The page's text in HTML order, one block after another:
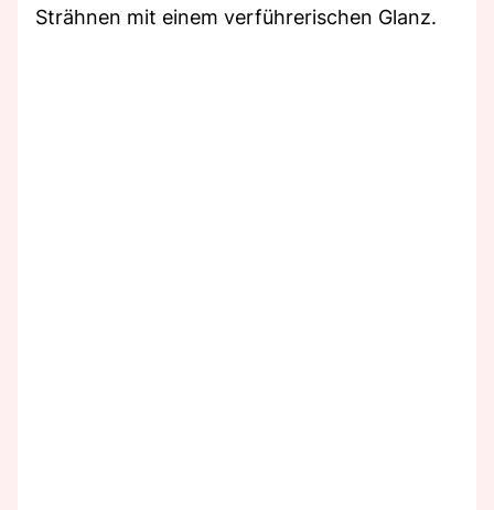
Strähnen mit einem verführerischen Glanz.